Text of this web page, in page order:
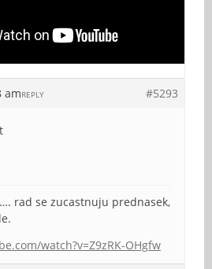
am #5293
REPLY
rad se zucastnuju prednasek,
watch?v=Z9zRK-OHgfw